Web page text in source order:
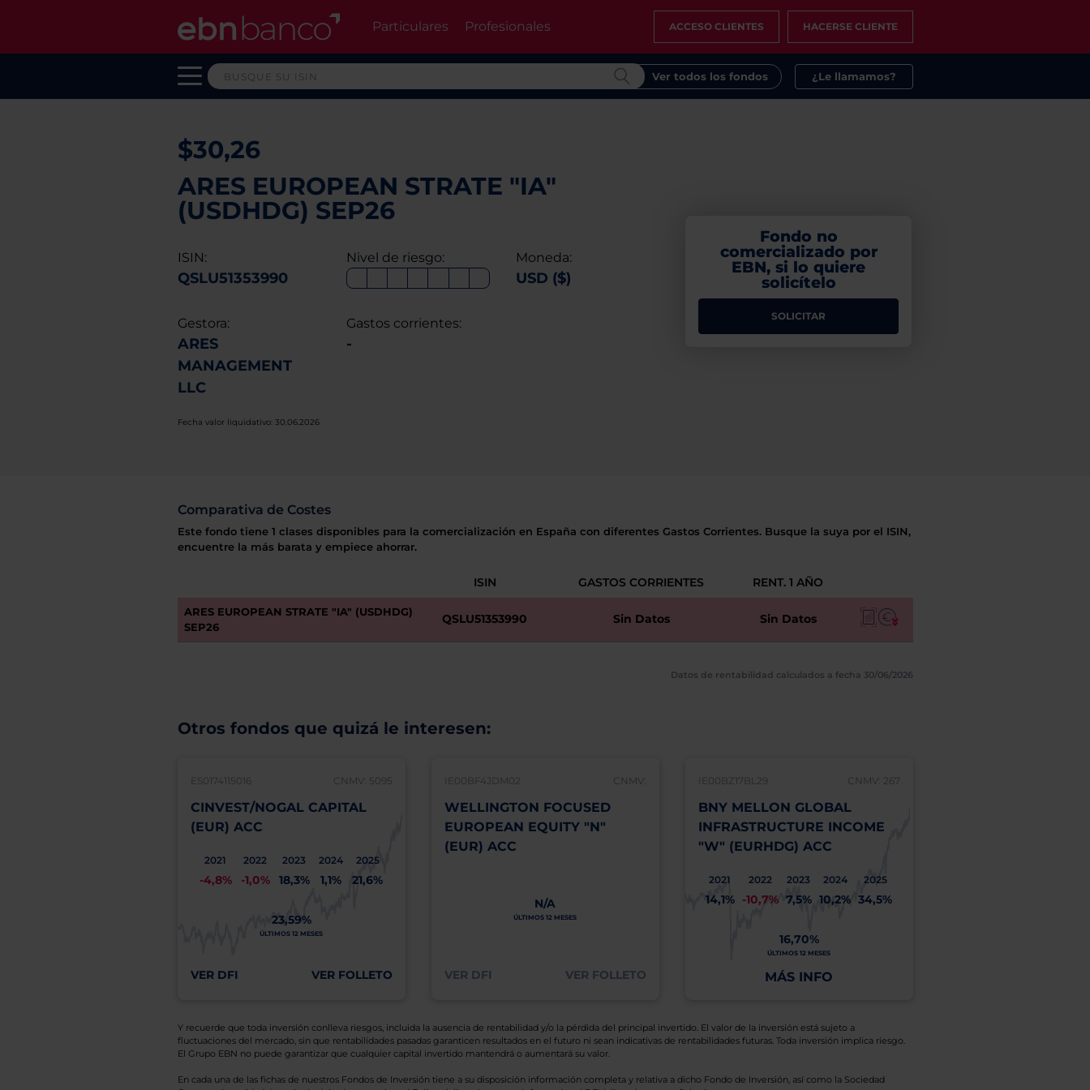
Particulares Profesionales ACCESO CLIENTES HACERSE CLIENTE
Ver todos los fondos ¿Le llamamos?
$30,26
ARES EUROPEAN STRATE "IA"
(USDHDG) SEP26
ISIN:
QSLU51353990
Nivel de riesgo: Moneda:
USD ($)
Gestora:
ARES
MANAGEMENT
LLC
Gastos corrientes:
-
Fecha valor liquidativo: 30.06.2026
Fondo no
comercializado por
EBN, si lo quiere
solicítelo
SOLICITAR
Comparativa de Costes
Este fondo tiene 1 clases disponibles para la comercialización en España con diferentes Gastos Corrientes. Busque la suya por el ISIN,
encuentre la más barata y empiece ahorrar.
ISIN GASTOS CORRIENTES RENT. 1 AÑO
ARES EUROPEAN STRATE "IA" (USDHDG)
SEP26
QSLU51353990 Sin Datos Sin Datos
Datos de rentabilidad calculados a fecha 30/06/2026
Otros fondos que quizá le interesen:
ES0174115016 CNMV: 5095
CINVEST/NOGAL CAPITAL
(EUR) ACC
2021
-4,8%
2022
-1,0%
2023
18,3%
2024
1,1%
2025
21,6%
23,59%
ÚLTIMOS 12 MESES
VER DFI VER FOLLETO
IE00BF4JDM02 CNMV:
WELLINGTON FOCUSED
EUROPEAN EQUITY "N"
(EUR) ACC
N/A
ÚLTIMOS 12 MESES
VER DFI VER FOLLETO
IE00BZ17BL29 CNMV: 267
BNY MELLON GLOBAL
INFRASTRUCTURE INCOME
"W" (EURHDG) ACC
2021
14,1%
2022
-10,7%
2023
7,5%
2024
10,2%
2025
34,5%
16,70%
ÚLTIMOS 12 MESES
MÁS INFO
Y recuerde que toda inversión conlleva riesgos, incluida la ausencia de rentabilidad y/o la pérdida del principal invertido. El valor de la inversión está sujeto a
fluctuaciones del mercado, sin que rentabilidades pasadas garanticen resultados en el futuro ni sean indicativas de rentabilidades futuras. Toda inversión implica riesgo.
El Grupo EBN no puede garantizar que cualquier capital invertido mantendrá o aumentará su valor.
En cada una de las fichas de nuestros Fondos de Inversión tiene a su disposición información completa y relativa a dicho Fondo de Inversión, así como la Sociedad